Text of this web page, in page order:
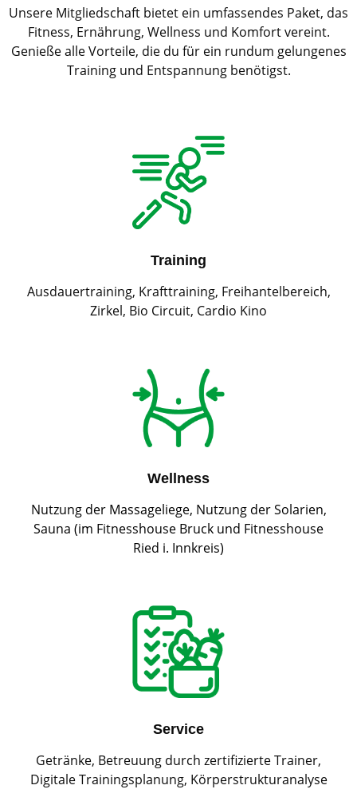
Unsere Mitgliedschaft bietet ein umfassendes Paket, das
Fitness, Ernährung, Wellness und Komfort vereint.
Genieße alle Vorteile, die du für ein rundum gelungenes
Training und Entspannung benötigst.
Training
Ausdauertraining, Krafttraining, Freihantelbereich,
Zirkel, Bio Circuit, Cardio Kino
Wellness
Nutzung der Massageliege, Nutzung der Solarien,
Sauna (im Fitnesshouse Bruck und Fitnesshouse
Ried i. Innkreis)
Service
Getränke, Betreuung durch zertifizierte Trainer,
Digitale Trainingsplanung, Körperstrukturanalyse